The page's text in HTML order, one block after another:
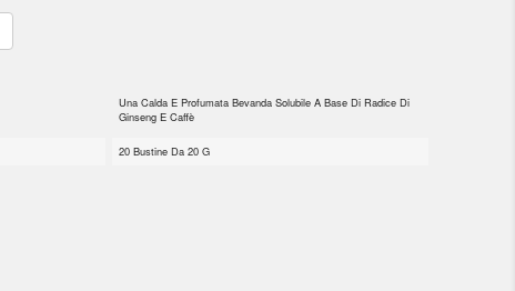
Una Calda E Profumata Bevanda Solubile A Base Di Radice Di
Ginseng E Caffè
20 Bustine Da 20 G